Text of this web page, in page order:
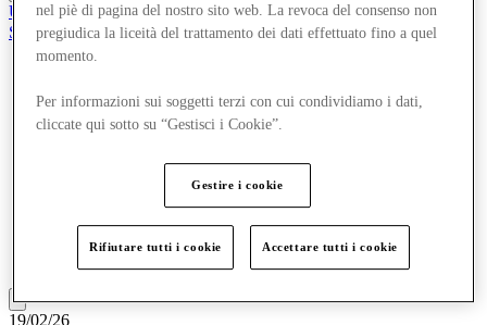
Unisciti al Club
Salvata
Offerte
Pianifica la tua visita
Cosa c'è in programma
19/02/26
nel piè di pagina del nostro sito web. La revoca del consenso non
pregiudica la liceità del trattamento dei dati effettuato fino a quel
momento.
Per informazioni sui soggetti terzi con cui condividiamo i dati,
cliccate qui sotto su “Gestisci i Cookie”.
Gestire i cookie
Rifiutare tutti i cookie Accettare tutti i cookie